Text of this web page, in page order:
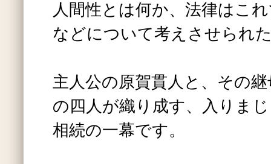
人間性とは何か、法律はこ
などについて考えさせられ
主人公の原賀貫人と、その
の四人が織り成す、入りま
相続の一幕です。